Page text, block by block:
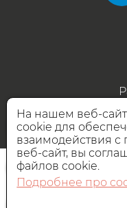
На нашем веб-
cookie для
взаимодействия с
веб-сайт, вы
файлов cookie.
Подробнее про